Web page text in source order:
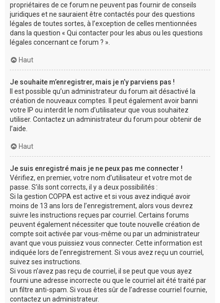
propriétaires de ce forum ne peuvent pas fournir de conseils
juridiques et ne sauraient être contactés pour des questions
légales de toutes sortes, à l’exception de celles mentionnées
dans la question « Qui contacter pour les abus ou les questions
légales concernant ce forum ? ».
Haut
Je souhaite m’enregistrer, mais je n’y parviens pas !
Il est possible qu’un administrateur du forum ait désactivé la
création de nouveaux comptes. Il peut également avoir banni
votre IP ou interdit le nom d’utilisateur que vous souhaitez
utiliser. Contactez un administrateur du forum pour obtenir de
l’aide.
Haut
Je suis enregistré mais je ne peux pas me connecter !
Vérifiez, en premier, votre nom d’utilisateur et votre mot de
passe. S’ils sont corrects, il y a deux possibilités :
Si la gestion COPPA est active et si vous avez indiqué avoir
moins de 13 ans lors de l’enregistrement, alors vous devrez
suivre les instructions reçues par courriel. Certains forums
peuvent également nécessiter que toute nouvelle création de
compte soit activée par vous-même ou par un administrateur
avant que vous puissiez vous connecter. Cette information est
indiquée lors de l’enregistrement. Si vous avez reçu un courriel,
suivez ses instructions.
Si vous n’avez pas reçu de courriel, il se peut que vous ayez
fourni une adresse incorrecte ou que le courriel ait été traité par
un filtre anti-spam. Si vous êtes sûr de l’adresse courriel fournie,
contactez un administrateur.